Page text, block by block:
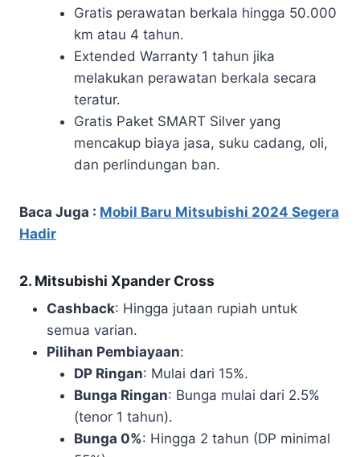
Gratis perawatan berkala hingga 50.000
km atau 4 tahun.
Extended Warranty 1 tahun jika
melakukan perawatan berkala secara
teratur.
Gratis Paket SMART Silver yang
mencakup biaya jasa, suku cadang, oli,
dan perlindungan ban.
Baca Juga : Mobil Baru Mitsubishi 2024 Segera
Hadir
2. Mitsubishi Xpander Cross
Cashback: Hingga jutaan rupiah untuk
semua varian.
Pilihan Pembiayaan:
DP Ringan: Mulai dari 15%.
Bunga Ringan: Bunga mulai dari 2.5%
(tenor 1 tahun).
Bunga 0%: Hingga 2 tahun (DP minimal